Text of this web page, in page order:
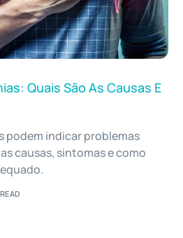
Quais São As Causas E
podem indicar problemas
causas, sintomas e como